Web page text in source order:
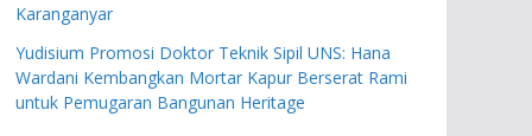
Karanganyar
Yudisium Promosi Doktor Teknik Sipil UNS: Hana
Wardani Kembangkan Mortar Kapur Berserat Rami
untuk Pemugaran Bangunan Heritage